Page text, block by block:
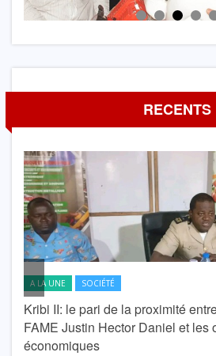
RECENTS
A LA UNE SOCIÉTÉ
Kribi II: le pari de la proximité
FAME Justin Hector Daniel et les
économiques